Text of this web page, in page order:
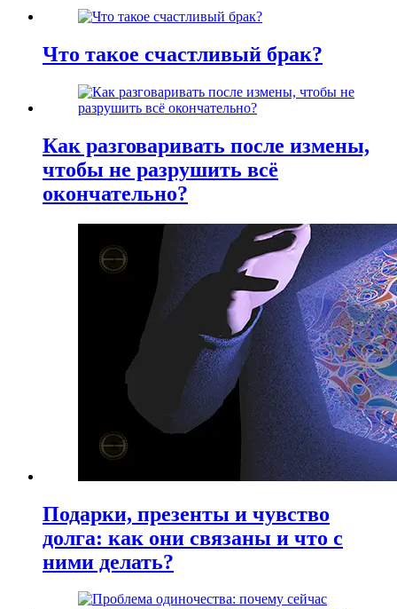
Что такое счастливый брак?
Как разговаривать после измены,
чтобы не разрушить всё
окончательно?
Подарки, презенты и чувство
долга: как они связаны и что с
ними делать?